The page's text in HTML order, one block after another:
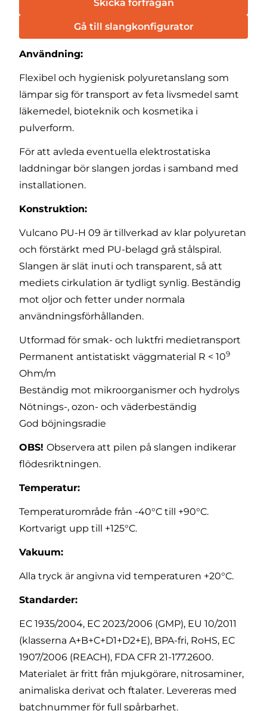
Skicka förfrågan
Gå till slangkonfigurator
Användning:
Flexibel och hygienisk polyuretanslang som
lämpar sig för transport av feta livsmedel samt
läkemedel, bioteknik och kosmetika i
pulverform.
För att avleda eventuella elektrostatiska
laddningar bör slangen jordas i samband med
installationen.
Konstruktion:
Vulcano PU-H 09 är tillverkad av klar polyuretan
och förstärkt med PU-belagd grå stålspiral.
Slangen är slät inuti och transparent, så att
mediets cirkulation är tydligt synlig. Beständig
mot oljor och fetter under normala
användningsförhållanden.
Utformad för smak- och luktfri medietransport
Permanent antistatiskt väggmaterial R < 109
Ohm/m
Beständig mot mikroorganismer och hydrolys
Nötnings-, ozon- och väderbeständig
God böjningsradie
OBS! Observera att pilen på slangen indikerar
flödesriktningen.
Temperatur:
Temperaturområde från -40°C till +90°C.
Kortvarigt upp till +125°C.
Vakuum:
Alla tryck är angivna vid temperaturen +20°C.
Standarder:
EC 1935/2004, EC 2023/2006 (GMP), EU 10/2011
(klasserna A+B+C+D1+D2+E), BPA-fri, RoHS, EC
1907/2006 (REACH), FDA CFR 21-177.2600.
Materialet är fritt från mjukgörare, nitrosaminer,
animaliska derivat och ftalater. Levereras med
batchnummer för full spårbarhet.